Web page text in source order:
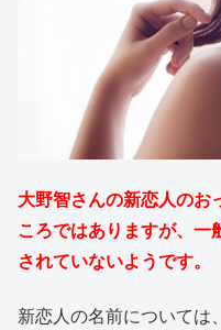
大野智さんの新恋人のお
ころではありますが、一
されていないようです。
新恋人の名前については